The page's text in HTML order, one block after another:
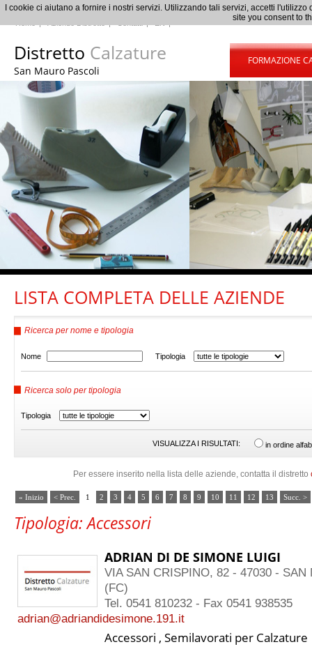
Distretto Calzature
San Mauro Pascoli
FORMAZIONE
LISTA COMPLETA DELLE AZIENDE
Ricerca per nome e tipologia
Nome Tipologia
Ricerca solo per tipologia
Tipologia
VISUALIZZA I RISULTATI: in ordine
Per essere inserito nella lista delle aziende, contatta il distretto
« Inizio < Prec. 1 2 3 4 5 6 7 8 9 10 11 12 13 Succ. >
Tipologia: Accessori
ADRIAN DI DE SIMONE LUIGI
VIA SAN CRISPINO, 82 - 47030 - SAN
(FC)
Tel. 0541 810232 - Fax 0541 938535
adrian@adriandidesimone.191.it
Accessori , Semilavorati per Calzature
I cookie ci aiutano a fornire i nostri servizi. Utilizzando tali servizi, accetti
site you consent to